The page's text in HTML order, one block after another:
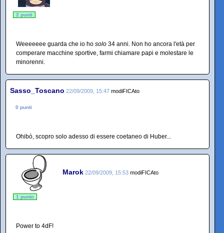
2 punti
Weeeeeee guarda che io ho solo 34 anni. Non ho ancora l'età per
comperare macchine sportive, farmi chiamare papi e molestare le
minorenni.
Sasso_Toscano 22/09/2009, 15:47 modiFICAto
0 punti
Ohibò, scopro solo adesso di essere coetaneo di Huber...
Marok 22/09/2009, 15:53 modiFICAto
1 punto
Power to 4dF!